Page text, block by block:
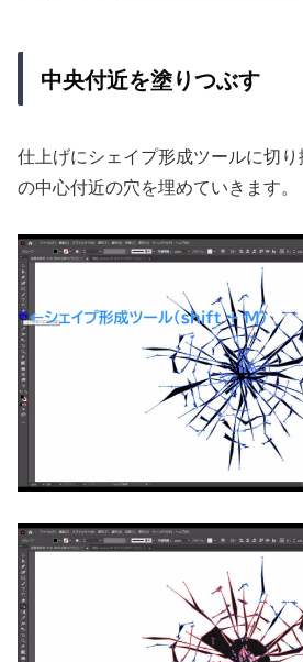
中央付近を塗りつぶす
仕上げにシェイプ形成ツールに切
の中心付近の穴を埋めていきます。